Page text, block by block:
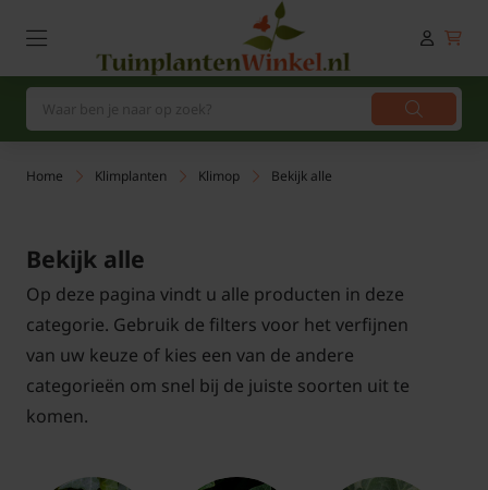
Home Klimplanten Klimop Bekijk alle
Bekijk alle
Op deze pagina vindt u alle producten in deze
categorie. Gebruik de filters voor het verfijnen
van uw keuze of kies een van de andere
categorieën om snel bij de juiste soorten uit te
komen.